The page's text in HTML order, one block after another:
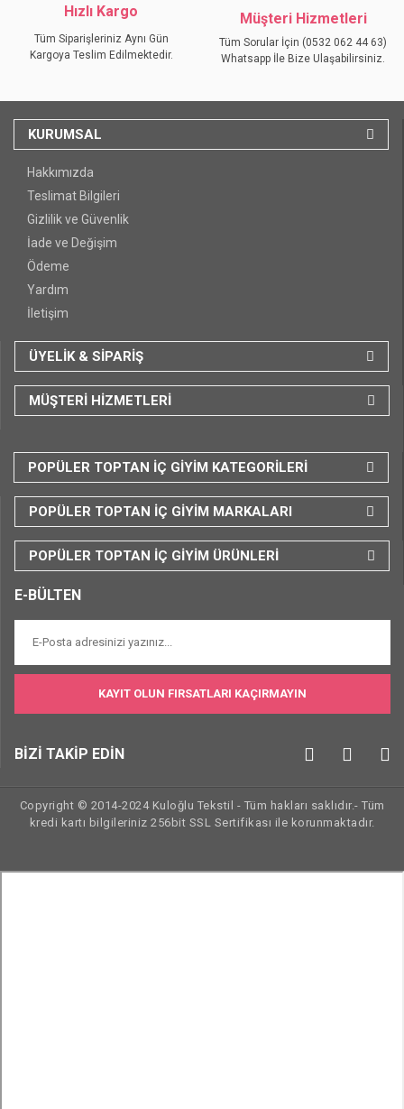
Hızlı Kargo
Tüm Siparişleriniz Aynı Gün
Kargoya Teslim Edilmektedir.
Müşteri Hizmetleri
Tüm Sorular İçin (0532 062 44 63)
Whatsapp İle Bize Ulaşabilirsiniz.
KURUMSAL
Hakkımızda
Teslimat Bilgileri
Gizlilik ve Güvenlik
İade ve Değişim
Ödeme
Yardım
İletişim
ÜYELİK & SİPARİŞ
MÜŞTERİ HİZMETLERİ
POPÜLER TOPTAN İÇ GİYİM KATEGORİLERİ
POPÜLER TOPTAN İÇ GİYİM MARKALARI
POPÜLER TOPTAN İÇ GİYİM ÜRÜNLERİ
E-BÜLTEN
KAYIT OLUN FIRSATLARI KAÇIRMAYIN
BİZİ TAKİP EDİN
Copyright © 2014-2024 Kuloğlu Tekstil - Tüm hakları saklıdır.- Tüm
kredi kartı bilgileriniz 256bit SSL Sertifikası ile korunmaktadır.